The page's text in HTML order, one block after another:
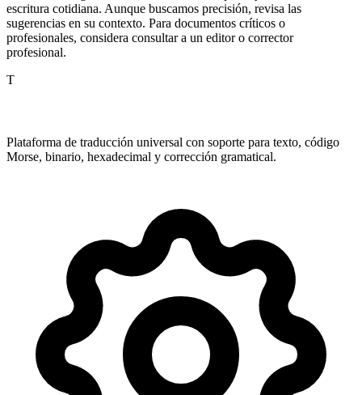
escritura cotidiana. Aunque buscamos precisión, revisa las
sugerencias en su contexto. Para documentos críticos o
profesionales, considera consultar a un editor o corrector
profesional.
T
Plataforma de traducción universal con soporte para texto, código
Morse, binario, hexadecimal y corrección gramatical.